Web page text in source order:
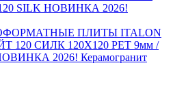
ПЛИТЫ ITALON
120 СИЛК 120Х120 РЕТ 9мм /
2026! Керамогранит